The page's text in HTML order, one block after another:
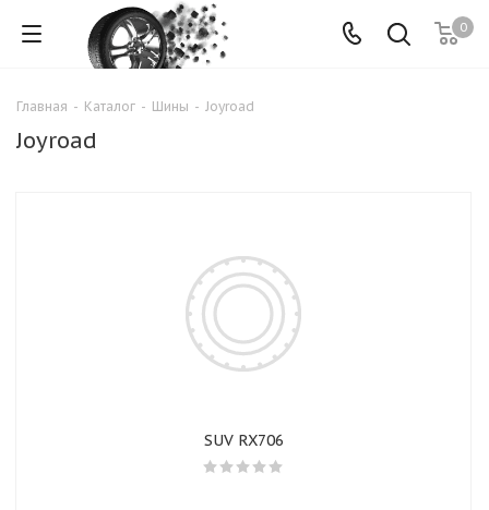
0
Главная - Каталог - Шины - Joyroad
Joyroad
SUV RX706